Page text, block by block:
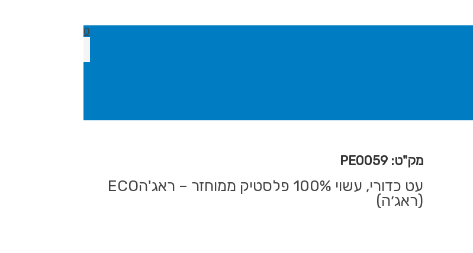
0
מק"ט: PE0059
עט כדורי, עשוי 100% פלסטיק ממוחזר – ראג'הECO
(ראג׳ה)